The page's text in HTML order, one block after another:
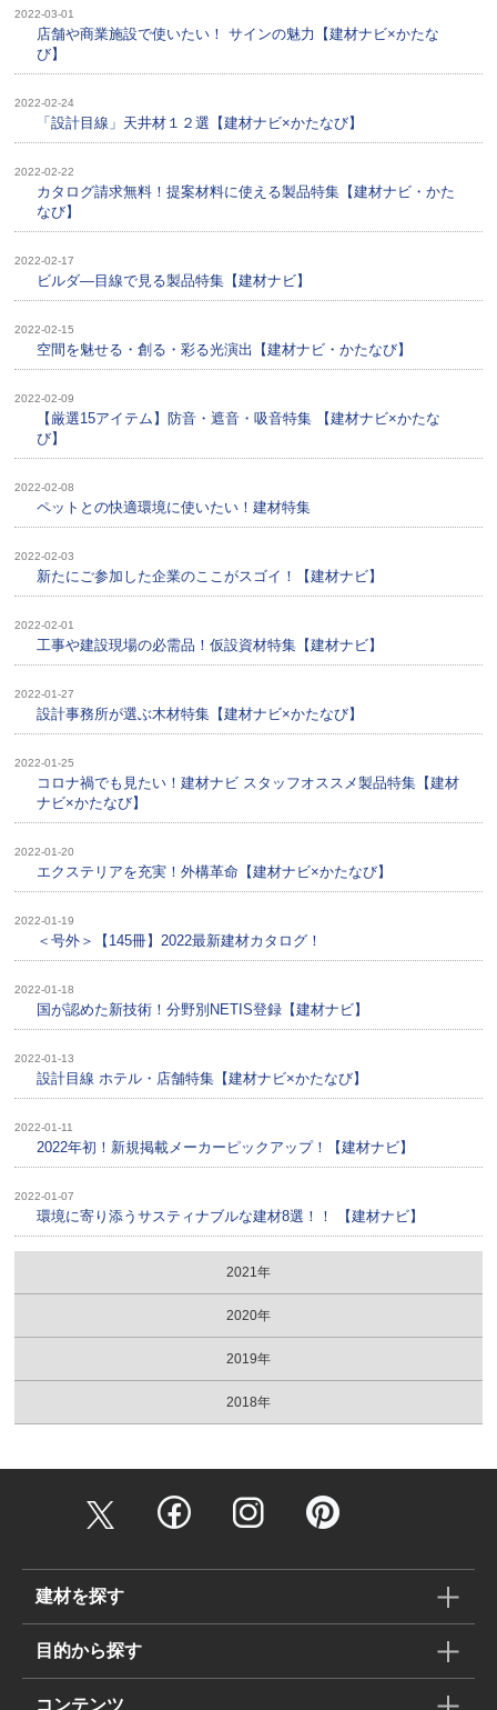
2022-03-01
店舗や商業施設で使いたい！ サインの魅力【建材ナビ×かたな
び】
2022-02-24
「設計目線」天井材１２選【建材ナビ×かたなび】
2022-02-22
カタログ請求無料！提案材料に使える製品特集【建材ナビ・かた
なび】
2022-02-17
ビルダ―目線で見る製品特集【建材ナビ】
2022-02-15
空間を魅せる・創る・彩る光演出【建材ナビ・かたなび】
2022-02-09
【厳選15アイテム】防音・遮音・吸音特集 【建材ナビ×かたな
び】
2022-02-08
ペットとの快適環境に使いたい！建材特集
2022-02-03
新たにご参加した企業のここがスゴイ！【建材ナビ】
2022-02-01
工事や建設現場の必需品！仮設資材特集【建材ナビ】
2022-01-27
設計事務所が選ぶ木材特集【建材ナビ×かたなび】
2022-01-25
コロナ禍でも見たい！建材ナビ スタッフオススメ製品特集【建材
ナビ×かたなび】
2022-01-20
エクステリアを充実！外構革命【建材ナビ×かたなび】
2022-01-19
＜号外＞【145冊】2022最新建材カタログ！
2022-01-18
国が認めた新技術！分野別NETIS登録【建材ナビ】
2022-01-13
設計目線 ホテル・店舗特集【建材ナビ×かたなび】
2022-01-11
2022年初！新規掲載メーカーピックアップ！【建材ナビ】
2022-01-07
環境に寄り添うサスティナブルな建材8選！！ 【建材ナビ】
2021年
2020年
2019年
2018年
建材を探す
目的から探す
コンテンツ